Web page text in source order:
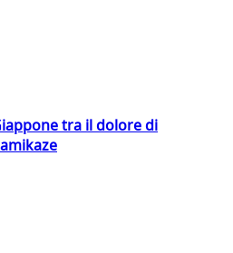
tra il dolore di